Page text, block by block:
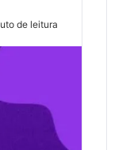
de leitura